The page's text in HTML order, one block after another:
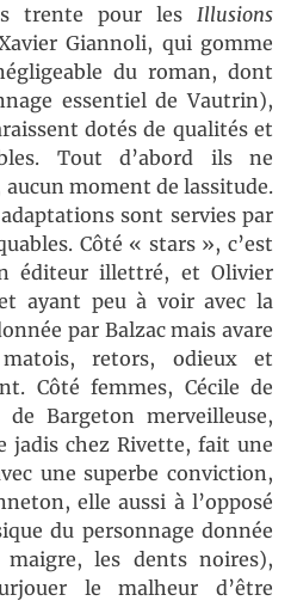
trente pour les Illusions
Giannoli, qui gomme
du roman, dont
essentiel de Vautrin),
dotés de qualités et
Tout d’abord ils ne
moment de lassitude.
sont servies par
Côté « stars », c’est
éditeur illettré, et Olivier
ayant peu à voir avec la
par Balzac mais avare
retors, odieux et
Côté femmes, Cécile de
Bargeton merveilleuse,
jadis chez Rivette, fait une
une superbe conviction,
elle aussi à l’opposé
du personnage donnée
les dents noires),
le malheur d’être